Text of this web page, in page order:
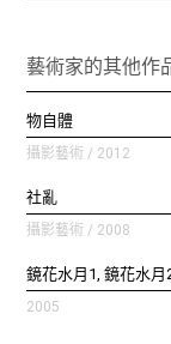
藝術家的其他作
物自體
攝影藝術 / 2012
社亂
攝影藝術 / 2008
鏡花水月1, 鏡花水月
2005